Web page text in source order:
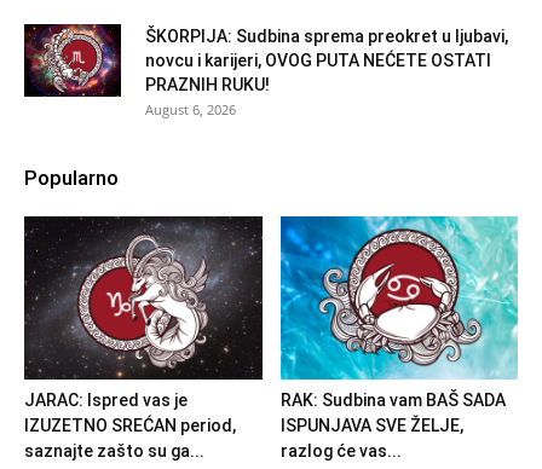
ŠKORPIJA: Sudbina sprema preokret u ljubavi,
novcu i karijeri, OVOG PUTA NEĆETE OSTATI
PRAZNIH RUKU!
August 6, 2026
Popularno
JARAC: Ispred vas je
IZUZETNO SREĆAN period,
saznajte zašto su ga...
RAK: Sudbina vam BAŠ SADA
ISPUNJAVA SVE ŽELJE,
razlog će vas...